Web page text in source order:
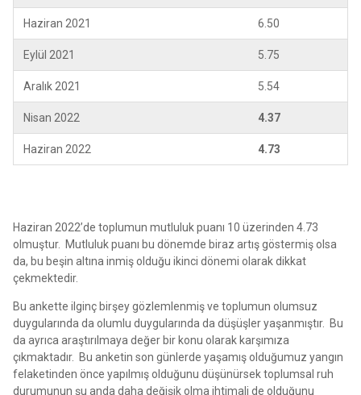
Haziran 2021 6.50
Eylül 2021 5.75
Aralık 2021 5.54
Nisan 2022 4.37
Haziran 2022 4.73
Haziran 2022’de toplumun mutluluk puanı 10 üzerinden 4.73
olmuştur. Mutluluk puanı bu dönemde biraz artış göstermiş olsa
da, bu beşin altına inmiş olduğu ikinci dönemi olarak dikkat
çekmektedir.
Bu ankette ilginç birşey gözlemlenmiş ve toplumun olumsuz
duygularında da olumlu duygularında da düşüşler yaşanmıştır. Bu
da ayrıca araştırılmaya değer bir konu olarak karşımıza
çıkmaktadır. Bu anketin son günlerde yaşamış olduğumuz yangın
felaketinden önce yapılmış olduğunu düşünürsek toplumsal ruh
durumunun şu anda daha değişik olma ihtimali de olduğunu